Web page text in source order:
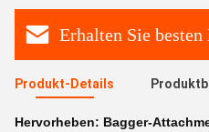
Erhalten Sie besten
Produkt-Details
Hervorheben: Bagger-